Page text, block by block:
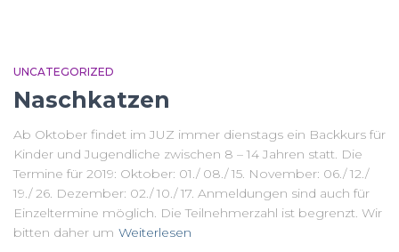
UNCATEGORIZED
Naschkatzen
Ab Oktober findet im JUZ immer dienstags ein Backkurs für
Kinder und Jugendliche zwischen 8 – 14 Jahren statt. Die
Termine für 2019: Oktober: 01./ 08./ 15. November: 06./ 12./
19./ 26. Dezember: 02./ 10./ 17. Anmeldungen sind auch für
Einzeltermine möglich. Die Teilnehmerzahl ist begrenzt. Wir
bitten daher um Weiterlesen